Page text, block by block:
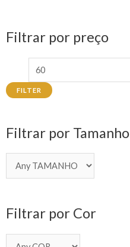
Filtrar por preço
FILTER
Filtrar por Tamanho
Filtrar por Cor